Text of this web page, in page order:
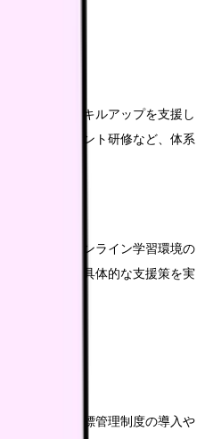
、継続的なスキルアップを支援し
修、マネジメント研修など、体系
備します。オンライン学習環境の
援制度など、具体的な支援策を実
築します。目標管理制度の導入や